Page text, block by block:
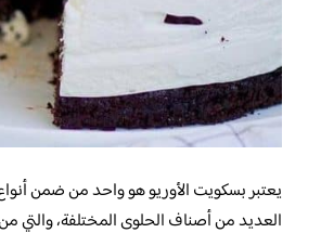
يعتبر بسكويت الأوريو هو واحد من ضمن
العديد من أصناف الحلوى المختلفة، والتي